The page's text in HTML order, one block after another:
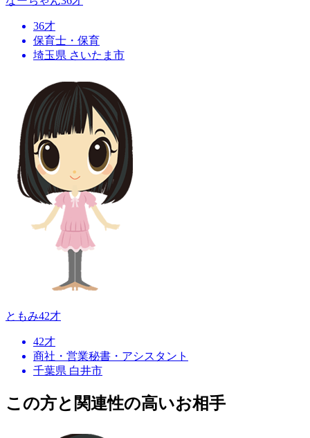
36才
保育士・保育
埼玉県 さいたま市
ともみ42才
42才
商社・営業秘書・アシスタント
千葉県 白井市
この方と関連性の高いお相手